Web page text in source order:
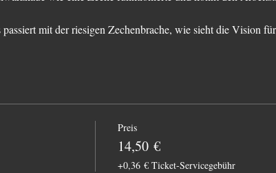
mit der riesigen Zechenbrache, wie sieht die Vision
Preis
14,50 €
+0,36 € Ticket-Servicegebühr